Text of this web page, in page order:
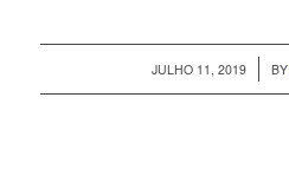
JULHO 11, 2019
/ BY